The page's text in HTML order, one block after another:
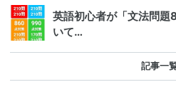
英語初心者が「文法問
いて…
記事一